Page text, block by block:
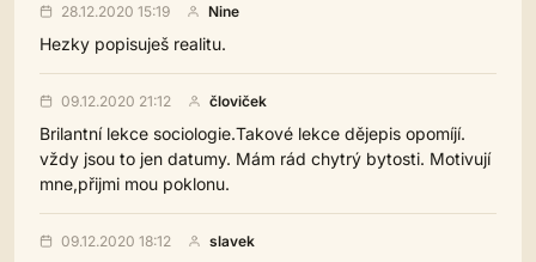
28.12.2020 15:19 Nine
Hezky popisuješ realitu.
09.12.2020 21:12 človiček
Brilantní lekce sociologie.Takové lekce dějepis opomíjí.
vždy jsou to jen datumy. Mám rád chytrý bytosti. Motivují
mne,přijmi mou poklonu.
09.12.2020 18:12 slavek